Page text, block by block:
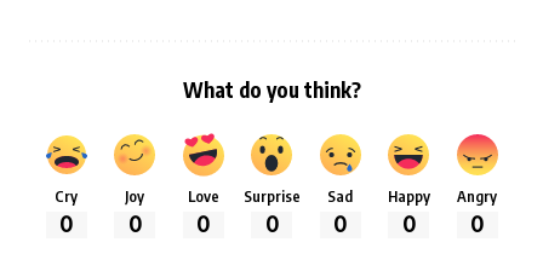
What do you think?
Cry
0
Joy
0
Love
0
Surprise
0
Sad
0
Happy
0
Angry
0